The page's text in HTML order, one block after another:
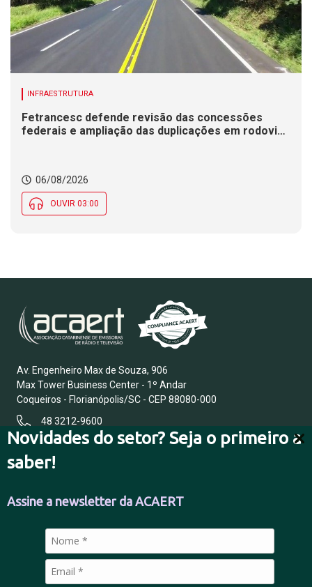
Novidades do setor? Seja o primeiro a
saber!
Assine a newsletter da ACAERT
INFRAESTRUTURA
Fetrancesc defende revisão das concessões
federais e ampliação das duplicações em rodovias
06/08/2026
OUVIR 03:00
Av. Engenheiro Max de Souza, 906
Max Tower Business Center - 1º Andar
Coqueiros - Florianópolis/SC - CEP 88080-000
48 3212-9600
FALE CONOSCO
POLÍTICA DE PRIVACIDADE